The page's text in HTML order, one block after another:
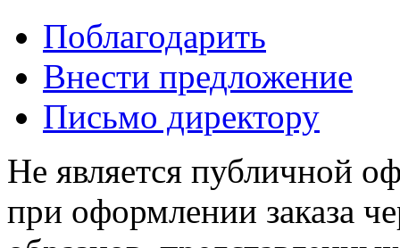
Поблагодарить
Внести предложение
Письмо директору
Не является публичной
при оформлении заказа